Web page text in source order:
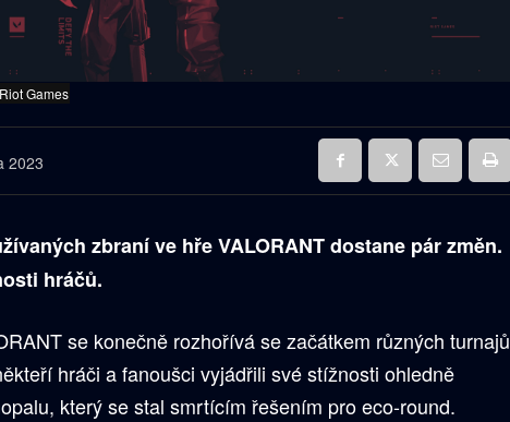
Games
2023
zbraní ve hře VALORANT dostane pár změn.
hráčů.
se konečně rozhořívá se začátkem různých turnajů
hráči a fanoušci vyjádřili své stížnosti ohledně
který se stal smrtícím řešením pro eco-round.